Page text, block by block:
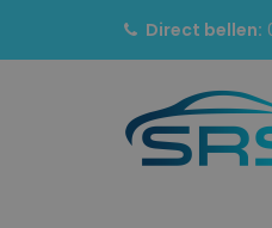
Direct bellen: